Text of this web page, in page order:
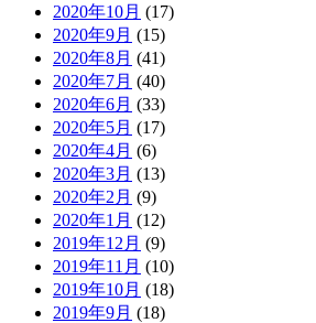
2020年10月 (17)
2020年9月 (15)
2020年8月 (41)
2020年7月 (40)
2020年6月 (33)
2020年5月 (17)
2020年4月 (6)
2020年3月 (13)
2020年2月 (9)
2020年1月 (12)
2019年12月 (9)
2019年11月 (10)
2019年10月 (18)
2019年9月 (18)